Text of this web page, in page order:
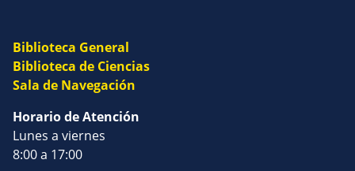
Biblioteca General
Biblioteca de Ciencias
Sala de Navegación
Horario de Atención
Lunes a viernes
8:00 a 17:00